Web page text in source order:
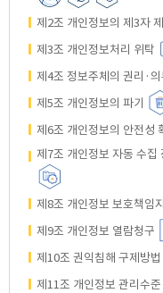
제2조 개인정보의 제3자
제3조 개인정보처리 위탁
제4조 정보주체의 권리·
제5조 개인정보의 파기
제6조 개인정보의 안전성
제7조 개인정보 자동 수
제8조 개인정보 보호책임
제9조 개인정보 열람청구
제10조 권익침해 구제방법
제11조 개인정보 관리수